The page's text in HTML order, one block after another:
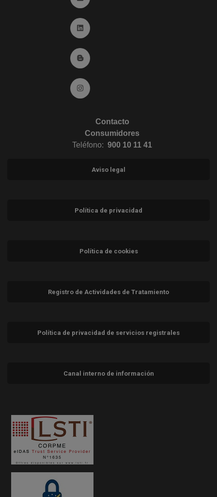
Ir a Linkedin (abre en ventana nueva)
Ir al Blog (abre en ventana nueva)
Ir a Instagram (abre en ventana nueva)
Contacto
Consumidores
Teléfono: 900 10 11 41
Aviso legal
Política de privacidad
Política de cookies
Registro de Actividades de Tratamiento
Política de privacidad de servicios registrales
Canal interno de información